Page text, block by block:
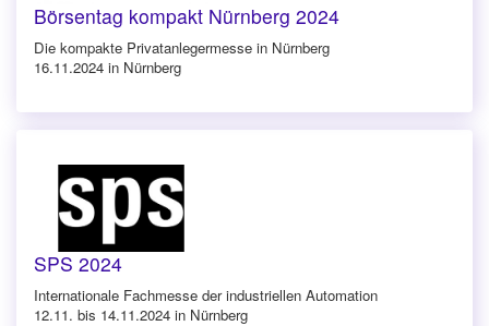
Börsentag kompakt Nürnberg 2024
Die kompakte Privatanlegermesse in Nürnberg
16.11.2024 in Nürnberg
SPS 2024
Internationale Fachmesse der industriellen Automation
12.11. bis 14.11.2024 in Nürnberg